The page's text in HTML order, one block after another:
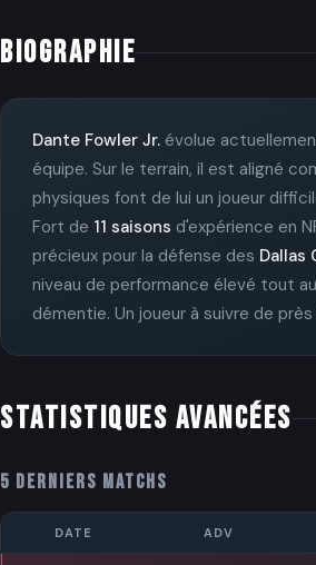
BIOGRAPHIE
Dante Fowler Jr. évolue
équipe. Sur le terrain, il est aligné
physiques font de lui un joueur
Fort de 11 saisons d'expérience en
précieux pour la défense des Dallas
niveau de performance élevé tout
démentie. Un joueur à suivre de
STATISTIQUES AVANCÉES
5 DERNIERS MATCHS
DATE ADV